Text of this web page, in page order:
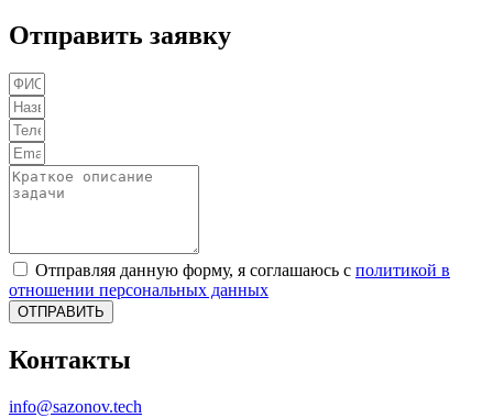
Отправить заявку
Отправляя данную форму, я соглашаюсь с политикой в
отношении персональных данных
ОТПРАВИТЬ
Контакты
info@sazonov.tech